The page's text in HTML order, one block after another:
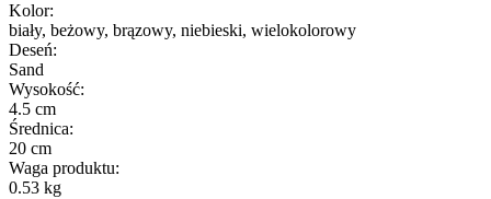
Kolor:
biały, beżowy, brązowy, niebieski, wielokolorowy
Deseń:
Sand
Wysokość:
4.5 cm
Średnica:
20 cm
Waga produktu:
0.53 kg